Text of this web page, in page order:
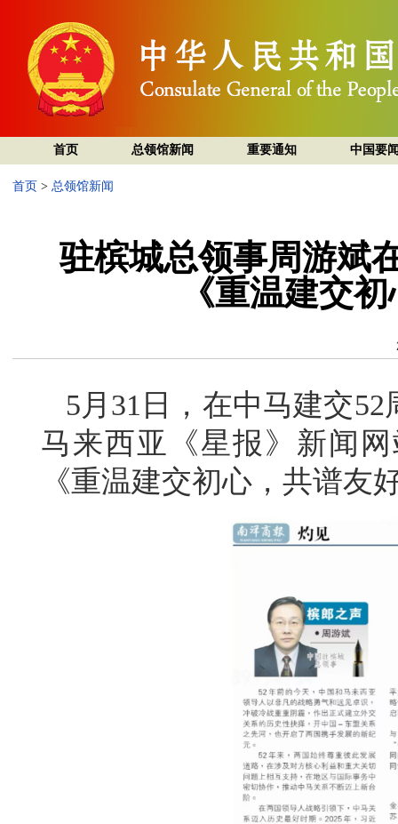
首页 总领馆新闻 重要通知 中国要
首页 > 总领馆新闻
驻槟城总领事周游斌
《重温建交
5月31日，在中马建交
马来西亚《星报》新闻
《重温建交初心，共谱友